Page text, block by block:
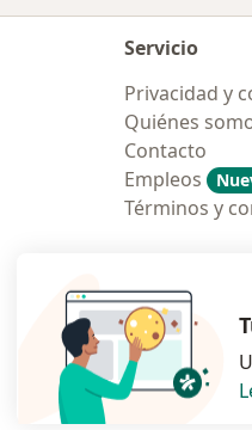
Servicio
Privacidad y
Quiénes
Contacto
Empleos
Términos y